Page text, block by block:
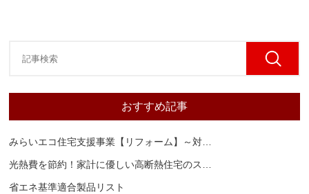
おすすめ記事
みらいエコ住宅支援事業【リフォーム】～対…
光熱費を節約！家計に優しい高断熱住宅のス …
省エネ基準適合製品リスト